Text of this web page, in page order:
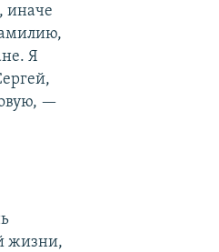
иначе
Я
—
жизни,